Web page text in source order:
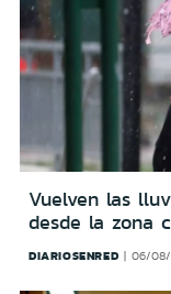
Vuelven las
desde la zona
DIARIOSENRED 06/08/